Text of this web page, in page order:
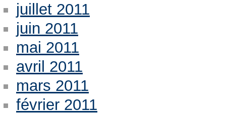
juillet 2011
juin 2011
mai 2011
avril 2011
mars 2011
février 2011